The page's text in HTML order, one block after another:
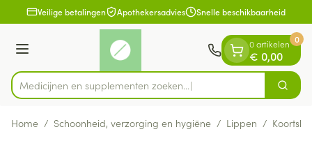
Ga naar de inhoud
1 van 1Veilige betalingen Apothekersadvies Snelle beschikbaarheid
Menu
Product, merk, categorie...
Medicijnen en supplementen zoeken.. Zoek
0 artikelen
€ 0,00
0
Home / Schoonheid, verzorging en hygiëne / Lippen /